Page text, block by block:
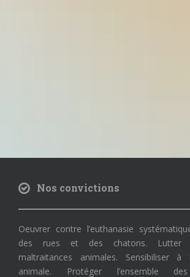
Nos convictions
Oeuvrer contre l’euthanasie
des rues et des chatons. Lutter
maltraitances animales. Sensibiliser à
animale. Protéger l’ensemble